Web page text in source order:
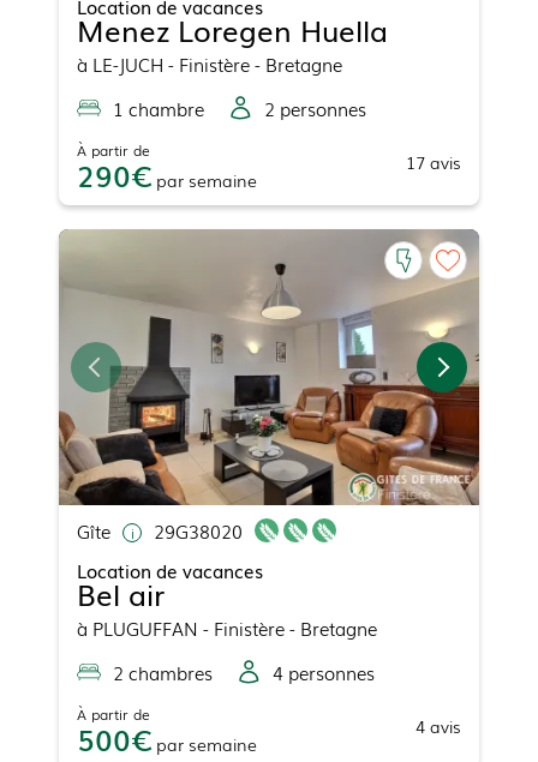
Location de vacances
Menez Loregen Huella
à LE-JUCH - Finistère - Bretagne
1 chambre 2 personnes
À partir de
290 par semaine
17 avis
Gîte
29G38020
Location de vacances
Bel air
à PLUGUFFAN - Finistère - Bretagne
2 chambres 4 personnes
À partir de
500 par semaine
4 avis